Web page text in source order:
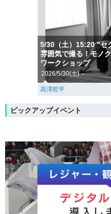
5/30（土）15:20 "セ
雰囲気で撮る！モノ
ワークショップ
2026/5/30(土)～
高澤哲平
ピックアップイベント